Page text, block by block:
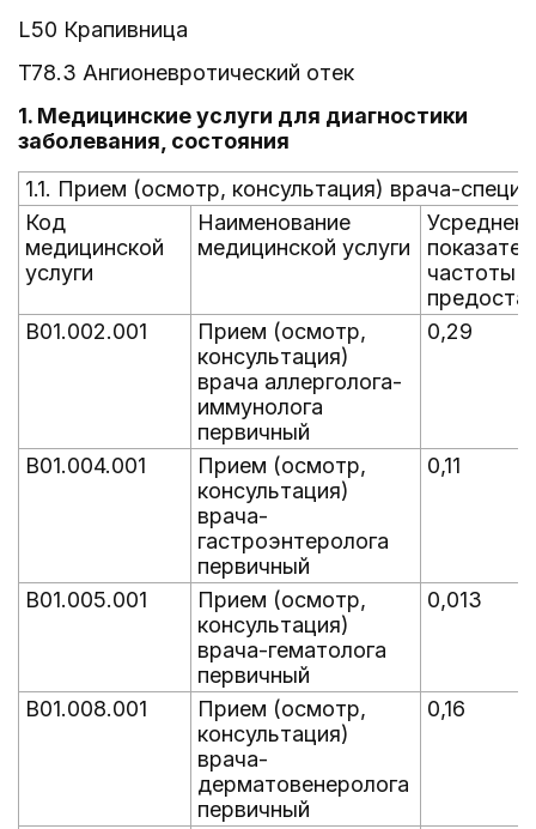
L50 Крапивница
T78.3 Ангионевротический отек
1. Медицинские услуги для диагностики
заболевания, состояния
1.1. Прием (осмотр, консультация) врача-
Код
медицинской
услуги
Наименование
медицинской услуги
частоты
B01.002.001
Прием (осмотр,
консультация)
врача аллерголога-
иммунолога
первичный
0,29
B01.004.001
Прием (осмотр,
консультация)
врача-
гастроэнтеролога
первичный
0,11
B01.005.001
Прием (осмотр,
консультация)
врача-гематолога
первичный
0,013
B01.008.001
Прием (осмотр,
консультация)
врача-
дерматовенеролога
первичный
0,16